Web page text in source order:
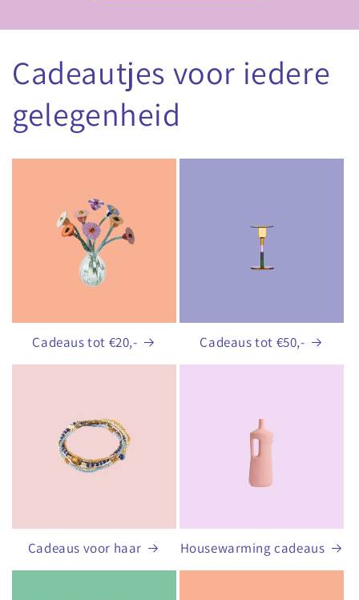
Cadeautjes voor iedere
gelegenheid
Cadeaus tot €20,- Cadeaus tot €50,-
Cadeaus voor haar Housewarming cadeaus